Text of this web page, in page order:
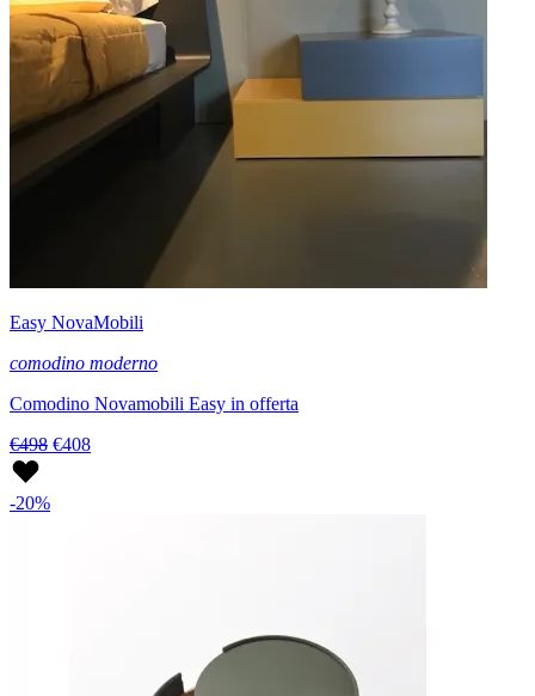
Easy NovaMobili
comodino moderno
Comodino Novamobili Easy in offerta
€498 €408
-20%